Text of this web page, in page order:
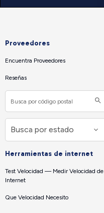
Proveedores
Encuentra Proveedores
Reseñas
Herramientas de internet
Test Velocidad — Medir Velocidad de
Internet
Que Velocidad Necesito